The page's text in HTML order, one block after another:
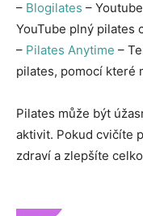
– Blogilates –
YouTube plný pilates
– Pilates Anytime –
pilates, pomocí které
Pilates může být
aktivit. Pokud cvičíte
zdraví a zlepšíte